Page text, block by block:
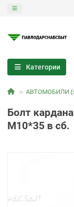
Категории
АВТОМОБИЛИ
Болт
М10*35 в сб.